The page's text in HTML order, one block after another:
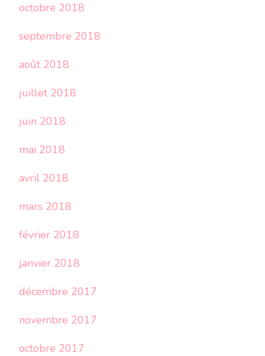
octobre 2018
septembre 2018
août 2018
juillet 2018
juin 2018
mai 2018
avril 2018
mars 2018
février 2018
janvier 2018
décembre 2017
novembre 2017
octobre 2017